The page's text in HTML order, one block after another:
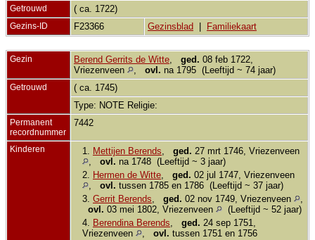
Getrouwd ( ca. 1722)
Gezins-ID F23366 Gezinsblad Familiekaart
Gezin Berend Gerrits de Witte ged. 08 feb 1722,
Vriezenveen
ovl. na 1795 (Leeftijd ~ 74 jaar)
Getrouwd
( ca. 1745)
Type: NOTE Religie:
Permanent
recordnummer
7442
Kinderen 1. Mettijen Berends ged. 27 mrt 1746, Vriezenveen
ovl. na 1748 (Leeftijd ~ 3 jaar)
2.
Hermen de Witte ged. 02 jul 1747, Vriezenveen
ovl. tussen 1785 en 1786 (Leeftijd ~ 37 jaar)
3. Gerrit Berends ged. 02 nov 1749, Vriezenveen
ovl. 03 mei 1802, Vriezenveen
(Leeftijd ~ 52 jaar)
4.
Berendina Berends ged. 24 sep 1751,
Vriezenveen
ovl. tussen 1751 en 1756